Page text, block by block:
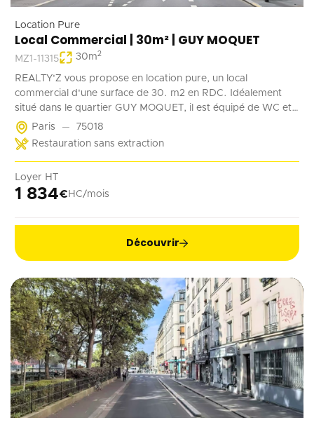
Location Pure
Local Commercial | 30m² | GUY MOQUET
MZ1-11315 30m2
REALTY'Z vous propose en location pure, un local
commercial d'une surface de 30. m2 en RDC. Idéalement
situé dans le quartier GUY MOQUET, il est équipé de WC et
d'un point d'eau. Il convient parfaitement à une activité de
coffee shop, barber, alimentation ...
Paris
75018
Restauration sans extraction
Loyer HT
1 834€ HC/mois
Découvrir